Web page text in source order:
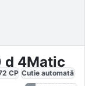
d 4Matic
CP Cutie automată